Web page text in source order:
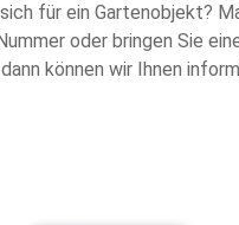
für ein Gartenobjekt?
oder bringen Sie
können wir Ihnen